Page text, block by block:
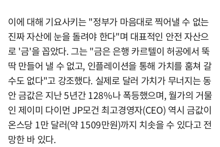
이에 대해 기요사키는 "정부가 마음대로 찍어낼 수 없는
진짜 자산에 눈을 돌려야 한다"며 대표적인 안전 자산으
로 '금'을 꼽았다. 그는 "금은 은행 카르텔이 허공에서 뚝
딱 만들어 낼 수 없고, 인플레이션을 통해 가치를 훔쳐 갈
수도 없다"고 강조했다. 실제로 달러 가치가 무너지는 동
안 금값은 지난 5년간 128%나 폭등했으며, 월가의 거물
인 제이미 다이먼 JP모건 최고경영자(CEO) 역시 금값이
온스당 1만 달러(약 1509만원)까지 치솟을 수 있다고 전
망한 바 있다.